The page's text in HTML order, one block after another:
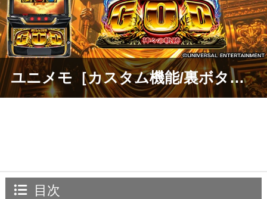
ユニメモ［カスタム機能/裏ボタン］
目次